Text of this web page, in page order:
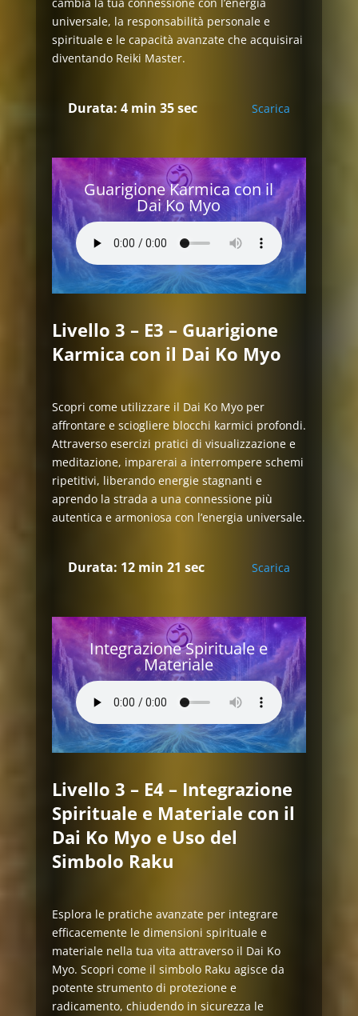
cambia la tua connessione con l’energia
universale, la responsabilità personale e
spirituale e le capacità avanzate che acquisirai
diventando Reiki Master.
Durata: 4 min 35 sec Scarica
Guarigione Karmica con il
Dai Ko Myo
Livello 3 – E3 – Guarigione
Karmica con il Dai Ko Myo
Scopri come utilizzare il Dai Ko Myo per
affrontare e sciogliere blocchi karmici profondi.
Attraverso esercizi pratici di visualizzazione e
meditazione, imparerai a interrompere schemi
ripetitivi, liberando energie stagnanti e
aprendo la strada a una connessione più
autentica e armoniosa con l’energia universale.
Durata: 12 min 21 sec Scarica
Integrazione Spirituale e
Materiale
Livello 3 – E4 – Integrazione
Spirituale e Materiale con il
Dai Ko Myo e Uso del
Simbolo Raku
Esplora le pratiche avanzate per integrare
efficacemente le dimensioni spirituale e
materiale nella tua vita attraverso il Dai Ko
Myo. Scopri come il simbolo Raku agisce da
potente strumento di protezione e
radicamento, chiudendo in sicurezza le